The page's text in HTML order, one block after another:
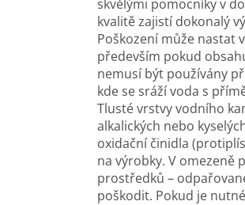
skvělými pomocníky v
kvalitě zajistí dokonalý
Poškození může nastat
především pokud
nemusí být používány
kde se sráží voda s
Tlusté vrstvy vodního
alkalických nebo
oxidační činidla
na výrobky. V
prostředků –
poškodit. Pokud je